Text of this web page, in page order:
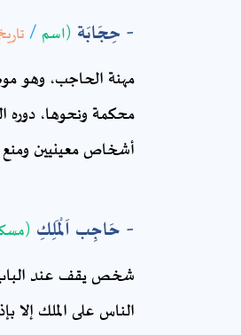
حِجَابَة (اسم /
مهنة الحاجب، وهو
محكمة ونحوها، دوره
أشخاص معينيين
حَاجِب اَلْمَلِكِ
شخص يقف عند
الناس على الملك إلا
*
are